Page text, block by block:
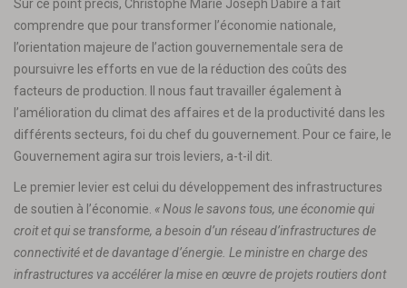
Sur ce point précis, Christophe Marie Joseph Dabiré a fait
comprendre que pour transformer l’économie nationale,
l’orientation majeure de l’action gouvernementale sera de
poursuivre les efforts en vue de la réduction des coûts des
facteurs de production. Il nous faut travailler également à
l’amélioration du climat des affaires et de la productivité dans les
différents secteurs, foi du chef du gouvernement. Pour ce faire, le
Gouvernement agira sur trois leviers, a-t-il dit.
Le premier levier est celui du développement des infrastructures
de soutien à l’économie. « Nous le savons tous, une économie qui
croit et qui se transforme, a besoin d’un réseau d’infrastructures de
connectivité et de davantage d’énergie. Le ministre en charge des
infrastructures va accélérer la mise en œuvre de projets routiers dont